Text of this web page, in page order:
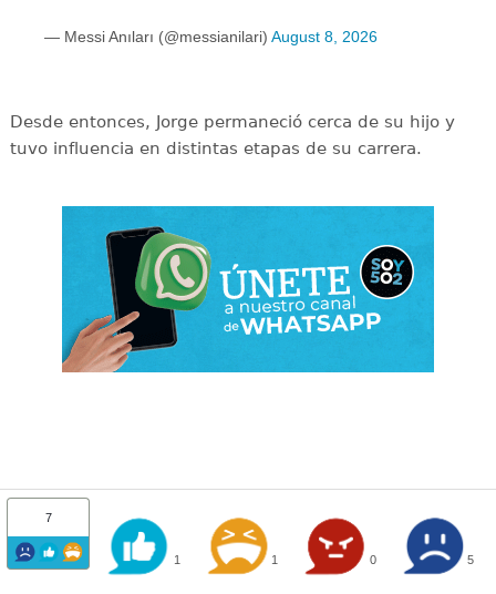
— Messi Anıları (@messianilari) August 8, 2026
Desde entonces, Jorge permaneció cerca de su hijo y
tuvo influencia en distintas etapas de su carrera.
7
1 1 0 5